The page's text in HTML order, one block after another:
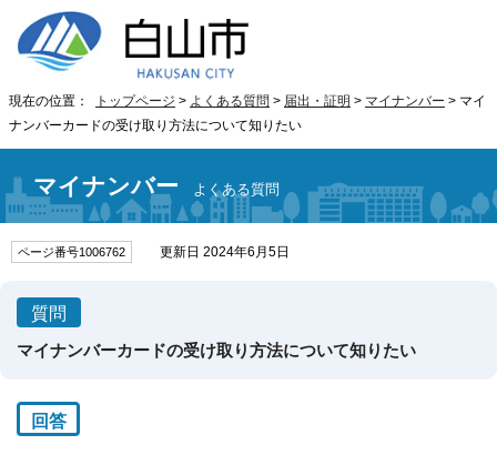
現在の位置： トップページ > よくある質問 > 届出・証明 > マイナンバー > マイ
ナンバーカードの受け取り方法について知りたい
マイナンバー よくある質問
ページ番号1006762 更新日 2024年6月5日
質問
マイナンバーカードの受け取り方法について知りたい
回答